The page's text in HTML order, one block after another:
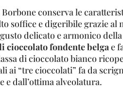
conserva le
soffice e digeribile grazie al
delicato e armonico della
cioccolato fondente belga e
di cioccolato bianco
ai “tre cioccolati” fa da
dall’ottima alveolatura.